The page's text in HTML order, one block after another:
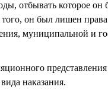
отбывать которое он
он был лишен права
муниципальной и
наказания.